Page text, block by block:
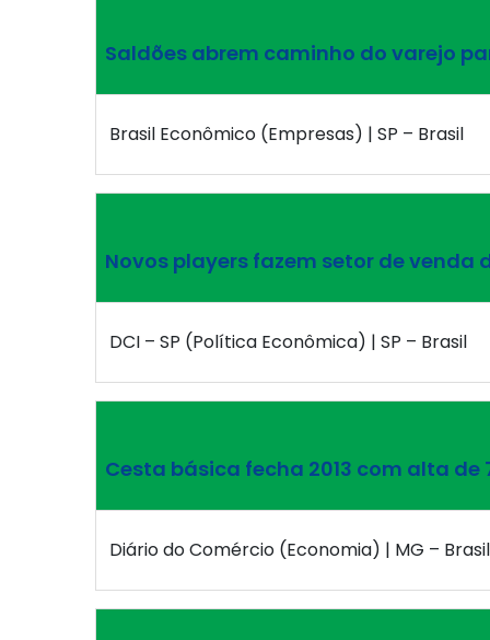
Saldões abrem caminho do varejo
Brasil Econômico (Empresas) | SP – Brasil
Novos players fazem setor de
DCI – SP (Política Econômica) | SP – Brasil
Cesta básica fecha 2013 com alta de
Diário do Comércio (Economia) | MG – Brasil